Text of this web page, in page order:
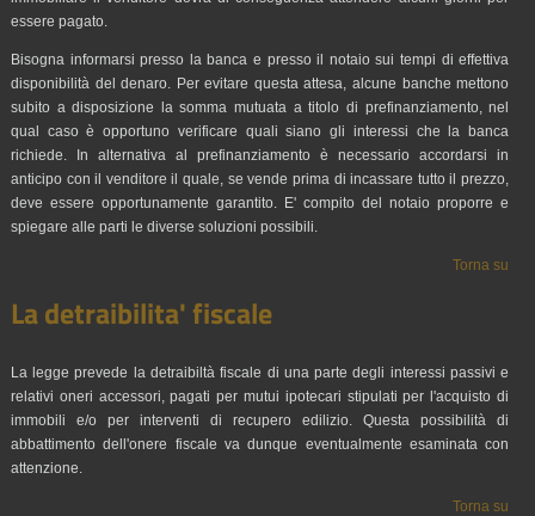
essere pagato.
Bisogna informarsi presso la banca e presso il notaio sui tempi di effettiva
disponibilità del denaro. Per evitare questa attesa, alcune banche mettono
subito a disposizione la somma mutuata a titolo di prefinanziamento, nel
qual caso è opportuno verificare quali siano gli interessi che la banca
richiede. In alternativa al prefinanziamento è necessario accordarsi in
anticipo con il venditore il quale, se vende prima di incassare tutto il prezzo,
deve essere opportunamente garantito. E' compito del notaio proporre e
spiegare alle parti le diverse soluzioni possibili.
Torna su
La detraibilita' fiscale
La legge prevede la detraibiltà fiscale di una parte degli interessi passivi e
relativi oneri accessori, pagati per mutui ipotecari stipulati per l'acquisto di
immobili e/o per interventi di recupero edilizio. Questa possibilità di
abbattimento dell'onere fiscale va dunque eventualmente esaminata con
attenzione.
Torna su